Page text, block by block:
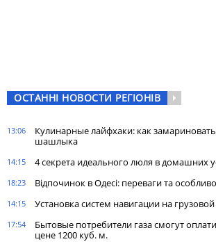
ОСТАННІ НОВОСТИ РЕГІОНІВ
13:06
Кулинарные лайфхаки: как
шашлыка
14:15 4 секрета идеального люля в домашних
18:23 Відпочинок в Одесі: переваги та
14:15 Установка систем навигации на
17:54
Бытовые потребители газа cмогут
цене 1200 куб. м.